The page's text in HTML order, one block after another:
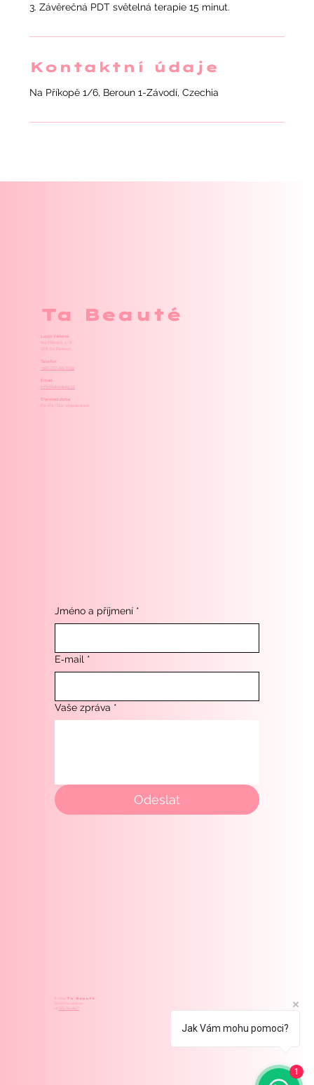
3. Závěrečná PDT světelná terapie 15 minut.
Kontaktní údaje
Na Příkopě 1/6, Beroun 1-Závodí, Czechia
Ta Beauté
Lucie Válková
Na Příkopě 1/6
266 01 Beroun
Telefon
+420 777 222 609
Email
info@tabeaute.cz
Otevírací doba
Po–Pá | Dle objednávek
Jméno a příjmení *
E‑mail *
Vaše zpráva *
Odeslat
Ta Beauté
Stvořeno s láskou
ve
Wix Studio™
Jak Vám mohu pomoci?
1